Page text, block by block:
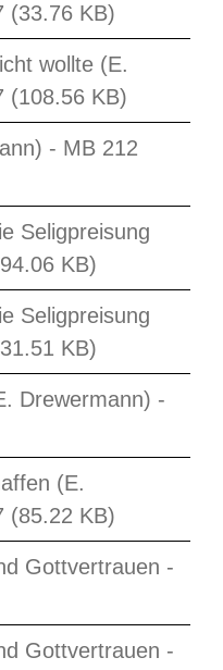
(33.76 KB)
wollte (E.
(108.56 KB)
- MB 212
Seligpreisung
KB)
Seligpreisung
KB)
Drewermann) -
(E.
(85.22 KB)
Gottvertrauen -
Gottvertrauen -